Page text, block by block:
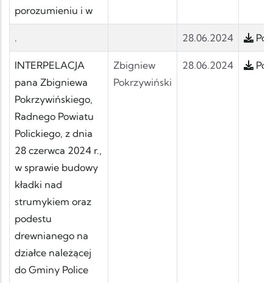
porozumieniu i w
. 28.06.2024
INTERPELACJA
pana Zbigniewa
Pokrzywińskiego,
Radnego Powiatu
Polickiego, z dnia
28 czerwca 2024 r.,
w sprawie budowy
kładki nad
strumykiem oraz
podestu
drewnianego na
działce należącej
do Gminy Police
Zbigniew
Pokrzywiński
28.06.2024